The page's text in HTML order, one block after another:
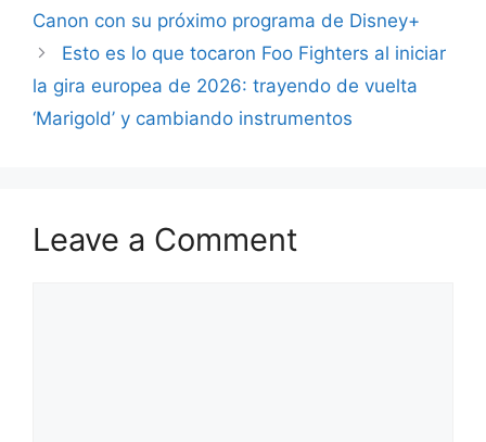
Canon con su próximo programa de Disney+
Esto es lo que tocaron Foo Fighters al iniciar
la gira europea de 2026: trayendo de vuelta
‘Marigold’ y cambiando instrumentos
Leave a Comment